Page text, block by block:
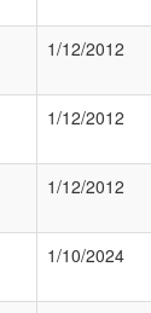
1/12/2012
1/12/2012
1/12/2012
1/10/2024